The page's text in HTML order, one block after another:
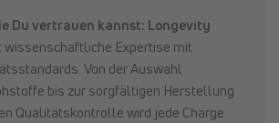
Du vertrauen kannst: Longevity
wissenschaftliche Expertise mit
Von der Auswahl
bis zur sorgfältigen Herstellung
Qualitätskontrolle wird jede Charge